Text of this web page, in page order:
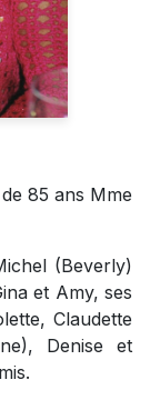
85 ans Mme
(Beverly)
et Amy, ses
Claudette
Denise et